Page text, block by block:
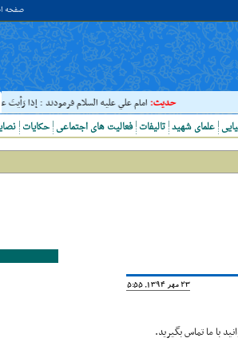
صفحه
حدیث:امام علي عليه السلام فرمودند : إذا رَأيتَ
حکایات فعالیت های اجتماعی تالیفات علمای شهید
23 مهر 1394, 15:55
با ما تماس بگیرید.